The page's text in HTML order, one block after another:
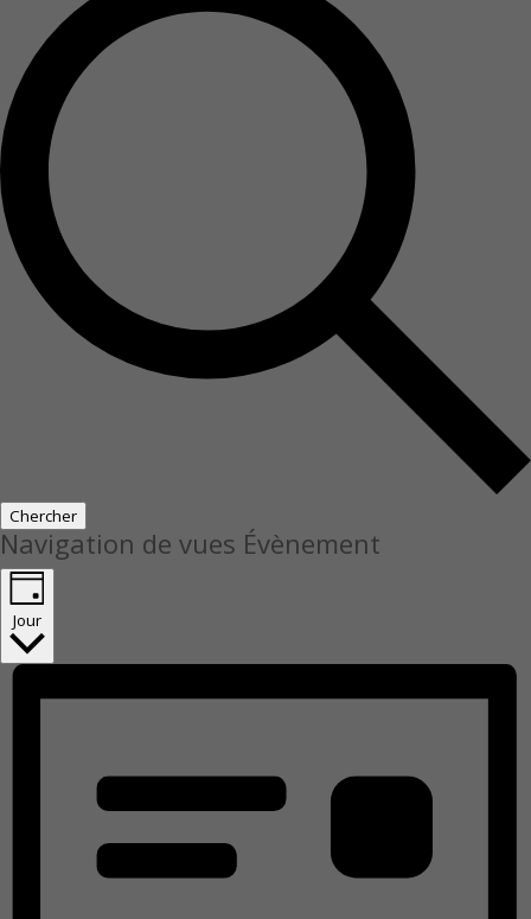
Chercher
Navigation de vues Évènement
Jour